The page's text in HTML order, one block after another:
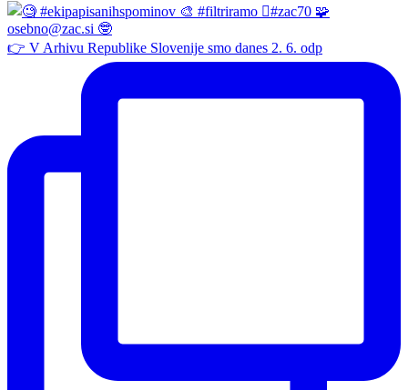
👉 V Arhivu Republike Slovenije smo danes 2. 6. odp